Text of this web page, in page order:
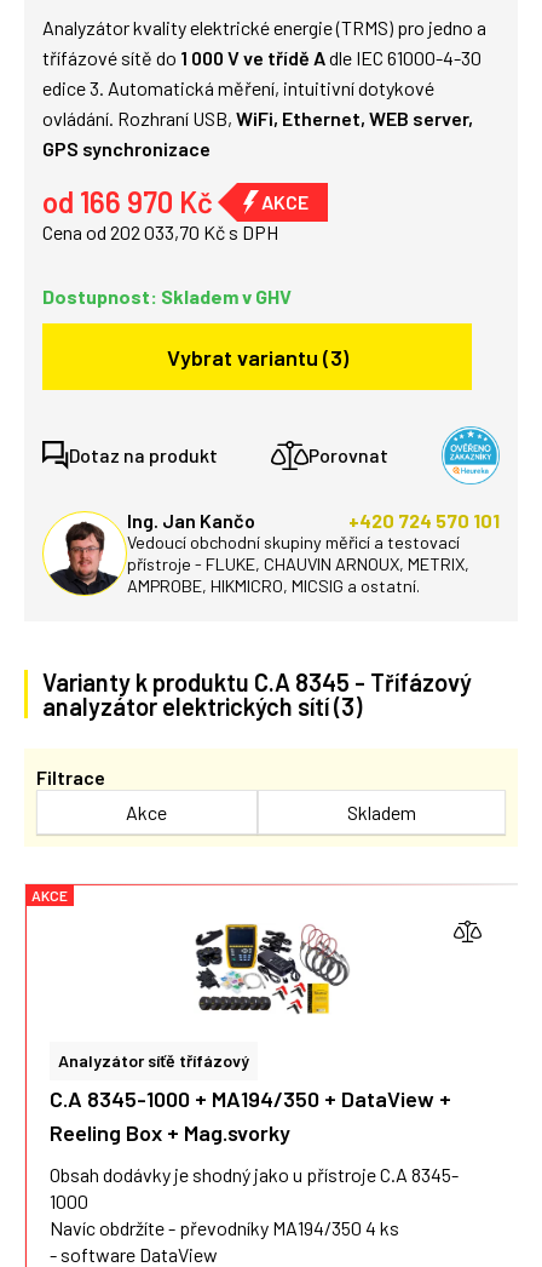
Analyzátor kvality elektrické energie (TRMS) pro jedno a
třífázové sítě do 1 000 V ve třídě Adle IEC 61000-4-30
edice 3. Automatická měření, intuitivní dotykové
ovládání. Rozhraní USB, WiFi, Ethernet, WEB server,
GPS synchronizace
od 166 970 Kč
Cena od 202 033,70 Kč s DPH
Dostupnost: Skladem v GHV
Vybrat variantu (3)
Dotaz na produkt Porovnat
Ing. Jan Kančo +420 724 570 101
Vedoucí obchodní skupiny měřicí a testovací
přístroje - FLUKE, CHAUVIN ARNOUX, METRIX,
AMPROBE, HIKMICRO, MICSIG a ostatní.
Varianty k produktu C.A 8345 - Třífázový
analyzátor elektrických sítí (3)
Filtrace
Akce
Skladem
Analyzátor síťě třífázový
C.A 8345-1000 + MA194/350 + DataView +
Reeling Box + Mag.svorky
Obsah dodávky je shodný jako u přístroje C.A 8345-
1000
Navíc obdržíte - převodníky MA194/350 4 ks
- software DataView
AKCE